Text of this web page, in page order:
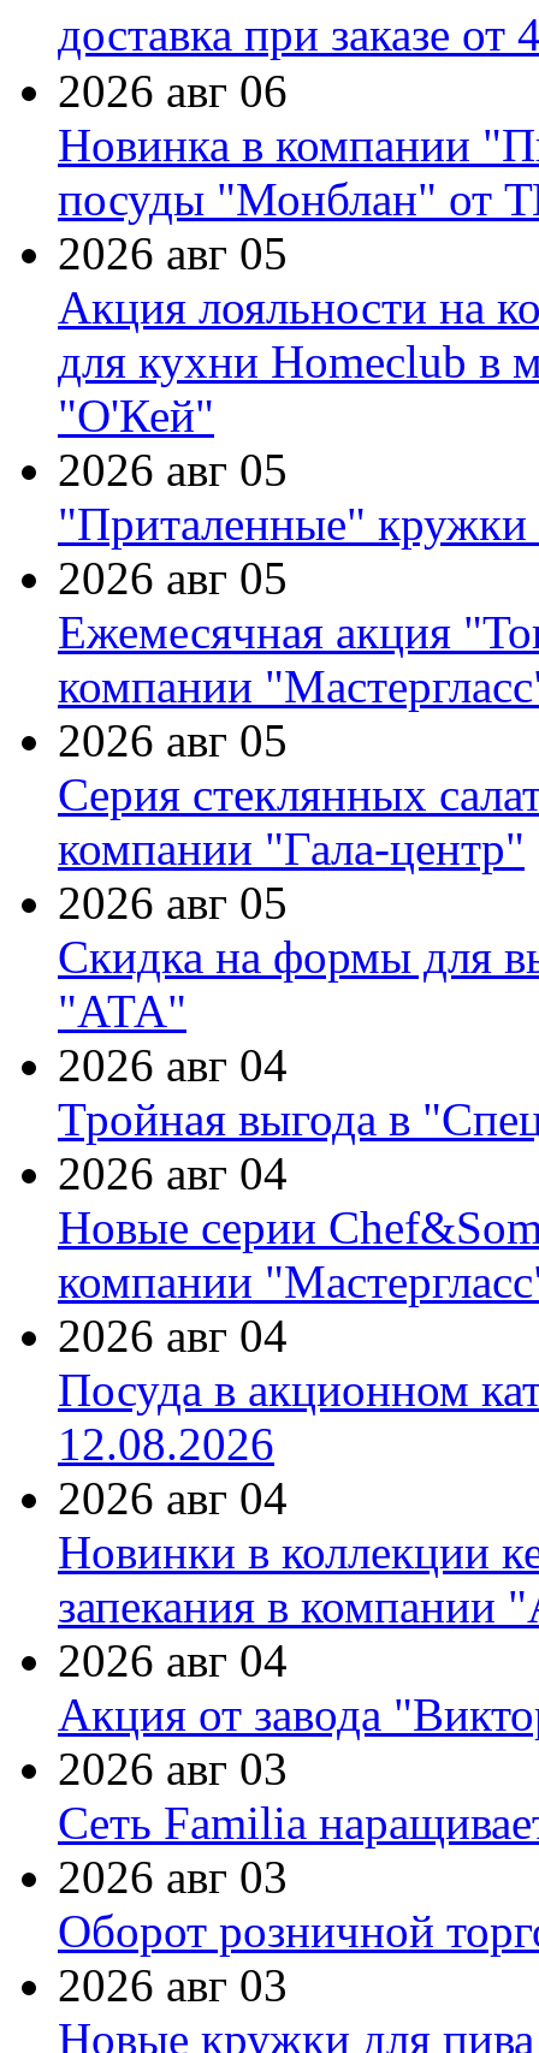
доставка при заказе от
2026 авг 06
Новинка в компании
посуды "Монблан" от
2026 авг 05
Акция лояльности на
для кухни Homeclub в
"О'Кей"
2026 авг 05
"Приталенные" кружки
2026 авг 05
Ежемесячная акция
компании
2026 авг 05
Серия стеклянных
компании "Гала-центр"
2026 авг 05
Скидка на формы для
"АТА"
2026 авг 04
Тройная выгода в
2026 авг 04
Новые серии
компании
2026 авг 04
Посуда в акционном
12.08.2026
2026 авг 04
Новинки в коллекции
запекания в компании
2026 авг 04
Акция от завода
2026 авг 03
Сеть Familia
2026 авг 03
Оборот розничной
2026 авг 03
Новые кружки для